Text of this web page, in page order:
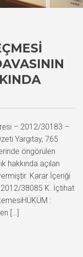
– 2012/30183 –
Yargıtay, 765
öngörülen
hakkında açılan
Karar İçeriği
38085 K. İçtihat
:
[…]